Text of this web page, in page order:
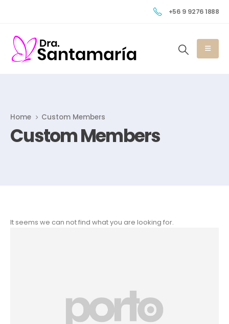
+56 9 9276 1888
Custom Members
Home Custom Members
It seems we can not find what you are looking for.